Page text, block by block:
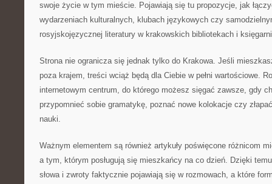
swoje życie w tym mieście. Pojawiają się tu propozycje, jak
wydarzeniach kulturalnych, klubach językowych czy
rosyjskojęzycznej literatury w krakowskich bibliotekach i
Strona nie ogranicza się jednak tylko do Krakowa. Jeśli
poza krajem, treści wciąż będą dla Ciebie w pełni wartościowe.
internetowym centrum, do którego możesz sięgać zawsze, gdy
przypomnieć sobie gramatykę, poznać nowe kolokacje czy
nauki.
Ważnym elementem są również artykuły poświęcone różnicom
a tym, którym posługują się mieszkańcy na co dzień. Dzięki
słowa i zwroty faktycznie pojawiają się w rozmowach, a które